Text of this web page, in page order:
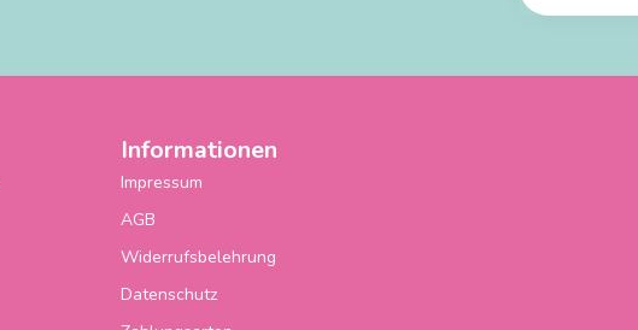
Informationen
Impressum
AGB
Widerrufsbelehrung
Datenschutz